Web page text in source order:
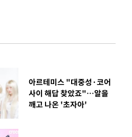
아르테미스 "대중성·코어
사이 해답 찾았죠"…알을
깨고 나온 '초자아'